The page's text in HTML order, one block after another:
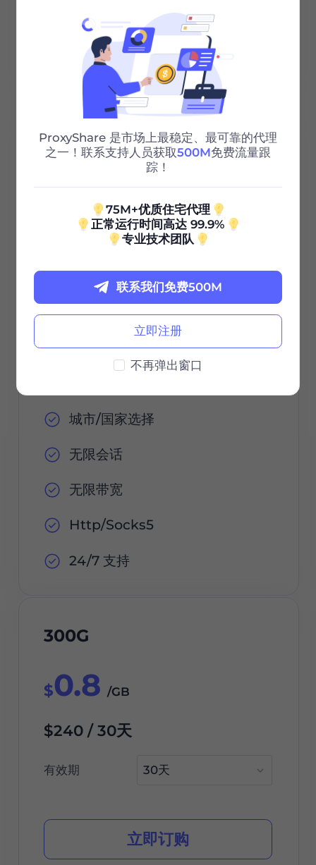
Http/Socks5
24/7 支持
100G
0.85
$85 / 30天
立即订购
城市/国家选择
无限会话
无限带宽
Http/Socks5
24/7 支持
300G
$0.8 /GB
$240 / 30天
有效期
立即订购
ProxyShare 是市场上最稳定、最可靠的代理
之一！联系支持人员获取500M免费流量跟
踪！
75M+优质住宅代理
正常运行时间高达 99.9%
专业技术团队
立即注册
联系我们免费500M
不再弹出窗口